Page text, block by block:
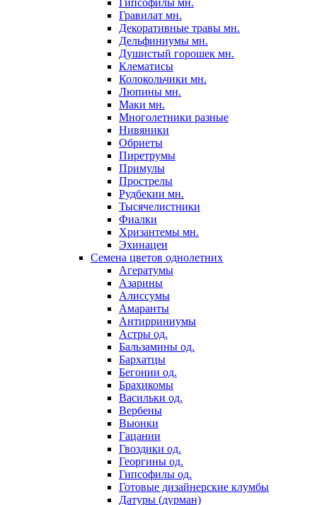
Гипсофилы мн.
Гравилат мн.
Декоративные травы мн.
Дельфиниумы мн.
Душистый горошек мн.
Клематисы
Колокольчики мн.
Люпины мн.
Маки мн.
Многолетники разные
Нивяники
Обриеты
Пиретрумы
Примулы
Прострелы
Рудбекии мн.
Тысячелистники
Фиалки
Хризантемы мн.
Эхинацеи
Семена цветов однолетних
Агератумы
Азарины
Алиссумы
Амаранты
Антирриниумы
Астры од.
Бальзамины од.
Бархатцы
Бегонии од.
Брахикомы
Васильки од.
Вербены
Вьюнки
Гацании
Гвоздики од.
Георгины од.
Гипсофилы од.
Готовые дизайнерские клумбы
Датуры (дурман)